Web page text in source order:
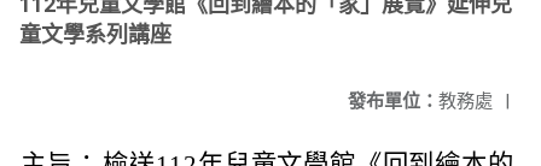
童文學系列講座
發布單位： 教務處 |